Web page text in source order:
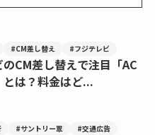
#CM差し替え #フジテレビ
CM差し替えで注目「AC
とは？料金はど...
#サントリー翠 #交通広告